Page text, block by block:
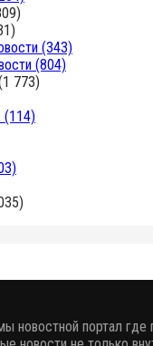
(343)
(804)
773)
(114)
новостной портал где